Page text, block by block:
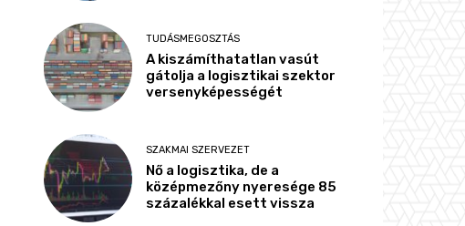
TUDÁSMEGOSZTÁS
A kiszámíthatatlan vasút
gátolja a logisztikai szektor
versenyképességét
SZAKMAI SZERVEZET
Nő a logisztika, de a
középmezőny nyeresége 85
százalékkal esett vissza